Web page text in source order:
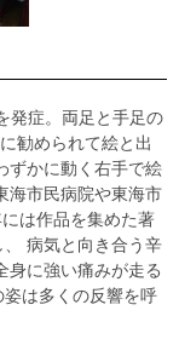
発症。両足と手足の
勧められて絵と出
ずかに動く右手で絵
海市民病院や東海市
は作品を集めた著
病気と向き合う辛
身に強い痛みが走る
は多くの反響を呼